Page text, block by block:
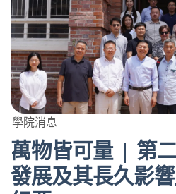
學院消息
萬物皆可量 | 第
發展及其長久影